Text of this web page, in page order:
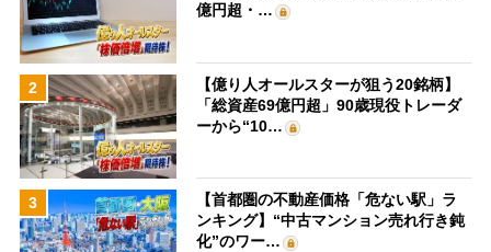
億円超・…
2
【億り人オールスターが狙う20銘柄】
「総資産69億円超」90歳現役トレーダ
ーから“10…
3
【首都圏の不動産価格「危ない駅」ラ
ンキング】“中古マンション売れ行き鈍
化”のワー…